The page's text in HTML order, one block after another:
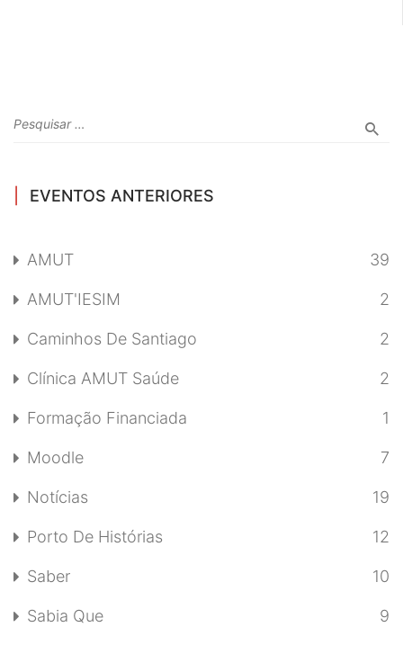
EVENTOS ANTERIORES
AMUT 39
AMUT'IESIM 2
Caminhos De Santiago 2
Clínica AMUT Saúde 2
Formação Financiada 1
Moodle 7
Notícias 19
Porto De Histórias 12
Saber 10
Sabia Que 9